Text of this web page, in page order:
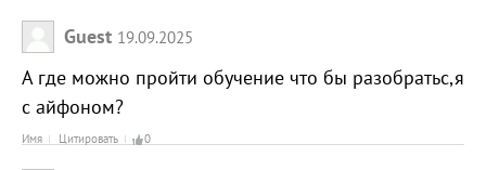
Guest 19.09.2025
А где можно пройти обучение что бы разобратьс,я
с айфоном?
Имя Цитировать 0